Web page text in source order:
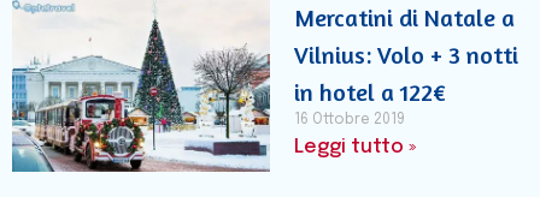
Mercatini di Natale a
Vilnius: Volo + 3 notti
in hotel a 122€
16 Ottobre 2019
Leggi tutto »